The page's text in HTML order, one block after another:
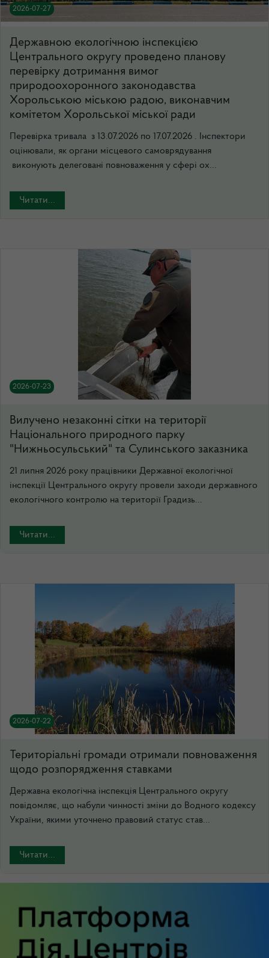
2026-07-27
Державною екологічною інспекцією
Центрального округу проведено планову
перевірку дотримання вимог
природоохоронного законодавства
Хорольською міською радою, виконавчим
комітетом Хорольської міської ради
Перевірка тривала з 13.07.2026 по 17.07.2026 . Інспектори
оцінювали, як органи місцевого самоврядування
виконують делеговані повноваження у сфері ох...
Читати...
2026-07-23
Вилучено незаконні сітки на території
Національного природного парку
"Нижньосульський" та Сулинського заказника
21 липня 2026 року працівники Державної екологічної
інспекції Центрального округу провели заходи державного
екологічного контролю на території Градизь...
Читати...
2026-07-22
Територіальні громади отримали повноваження
щодо розпорядження ставками
Державна екологічна інспекція Центрального округу
повідомляє, що набули чинності зміни до Водного кодексу
України, якими уточнено правовий статус став...
Читати...